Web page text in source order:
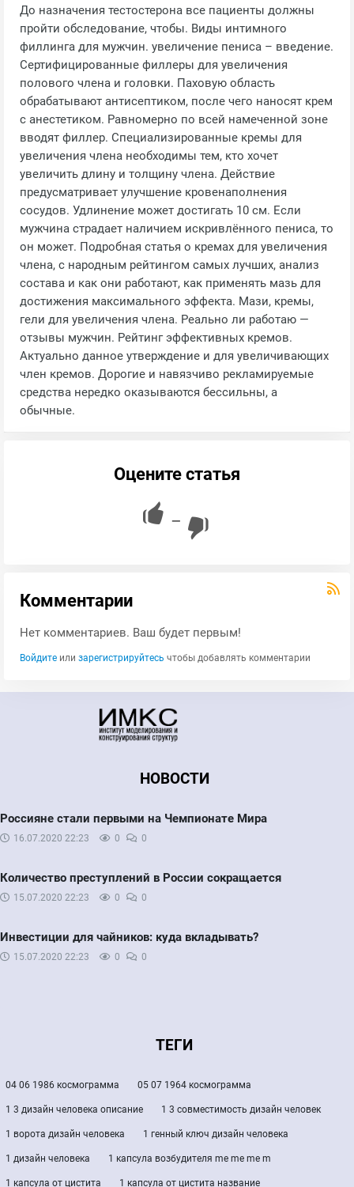
До назначения тестостерона все пациенты должны
пройти обследование, чтобы. Виды интимного
филлинга для мужчин. увеличение пениса – введение.
Сертифицированные филлеры для увеличения
полового члена и головки. Паховую область
обрабатывают антисептиком, после чего наносят крем
с анестетиком. Равномерно по всей намеченной зоне
вводят филлер. Специализированные кремы для
увеличения члена необходимы тем, кто хочет
увеличить длину и толщину члена. Действие
предусматривает улучшение кровенаполнения
сосудов. Удлинение может достигать 10 см. Если
мужчина страдает наличием искривлённого пениса, то
он может. Подробная статья о кремах для увеличения
члена, с народным рейтингом самых лучших, анализ
состава и как они работают, как применять мазь для
достижения максимального эффекта. Мази, кремы,
гели для увеличения члена. Реально ли работаю —
отзывы мужчин. Рейтинг эффективных кремов.
Актуально данное утверждение и для увеличивающих
член кремов. Дорогие и навязчиво рекламируемые
средства нередко оказываются бессильны, а
обычные.
Оцените статья
—
Комментарии
Нет комментариев. Ваш будет первым!
Войдите или зарегистрируйтесь чтобы добавлять комментарии
НОВОСТИ
Россияне стали первыми на Чемпионате Мира
16.07.2020 22:23 0 0
Количество преступлений в России сокращается
15.07.2020 22:23 0 0
Инвестиции для чайников: куда вкладывать?
15.07.2020 22:23 0 0
ТЕГИ
04 06 1986 космограмма 05 07 1964 космограмма
1 3 дизайн человека описание 1 3 совместимость дизайн человек
1 ворота дизайн человека 1 генный ключ дизайн человека
1 дизайн человека 1 капсула возбудителя me me me m
1 капсула от цистита 1 капсула от цистита название